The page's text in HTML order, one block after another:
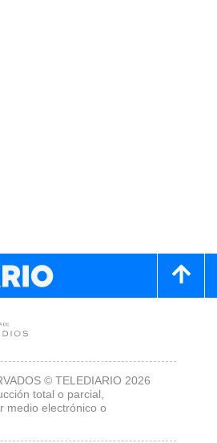
© TELEDIARIO 2026
total o parcial,
medio electrónico o